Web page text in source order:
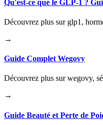
Qu'est-ce que le GLP-1 ?
Découvrez plus sur glp1,
→
Guide Complet Wegovy
Découvrez plus sur wegovy,
→
Guide Beauté et Perte de